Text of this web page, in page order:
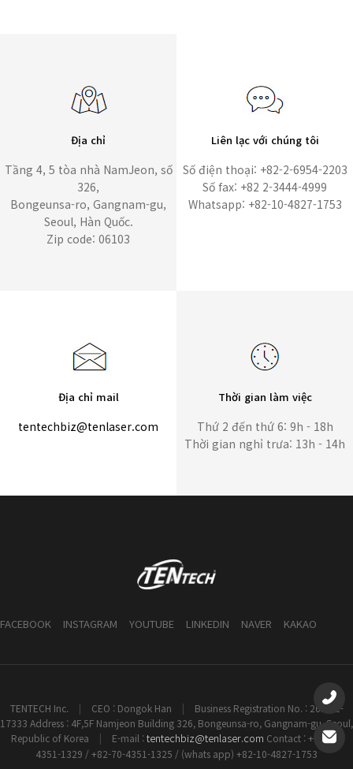
Địa chỉ
Tầng 4, 5 tòa nhà NamJeon, số
326,
Bongeunsa-ro, Gangnam-gu,
Seoul, Hàn Quốc.
Zip code: 06103
Liên lạc với chúng tôi
Số điện thoại: +82-2-6954-2203
Số fax: +82 2-3444-4999
Whatsapp: +82-10-4827-1753
Địa chỉ mail
tentechbiz@tenlaser.com
Thời gian làm việc
Thứ 2 đến thứ 6: 9h - 18h
Thời gian nghỉ trưa: 13h - 14h
FACEBOOK INSTAGRAM YOUTUBE LINKEDIN NAVER KAKAO
TENTECH Inc. | CEO : Dongok Han |
Business Registration No. : 261-81-
17333 Address : 4F,5F Namjeon Building 326, Bongeunsa-ro, Gangnam-gu, Seoul,
Republic of Korea
| E-mail :tentechbiz@tenlaser.com Contact : +82-70-
4351-1329 / +82-70-4351-1325 / (whats app) +82-10-4827-1753